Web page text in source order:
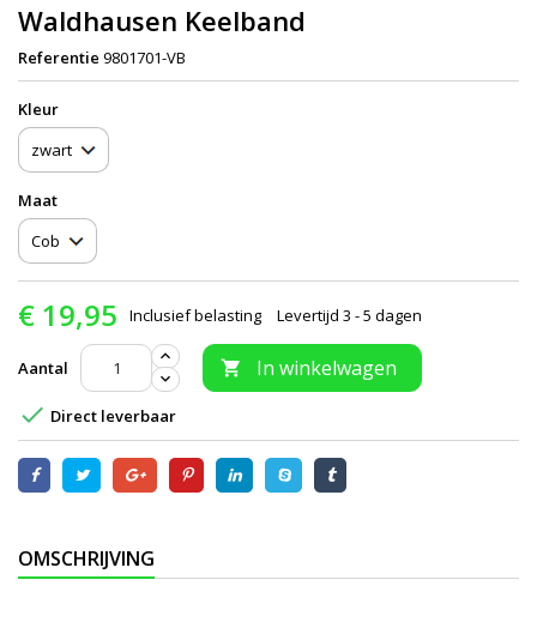
Waldhausen Keelband
Referentie 9801701-VB
Kleur
Maat
€ 19,95 Inclusief belasting Levertijd 3 - 5 dagen
Aantal  In winkelwagen
 Direct leverbaar
OMSCHRIJVING